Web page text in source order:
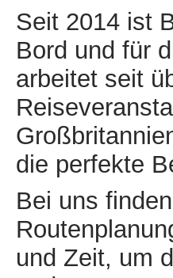
Seit 2014 ist
Bord und für
arbeitet seit
die perfekte
Bei uns
und Zeit, um